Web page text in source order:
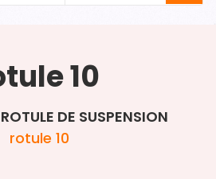
10
ROTULE DE SUSPENSION
rotule 10